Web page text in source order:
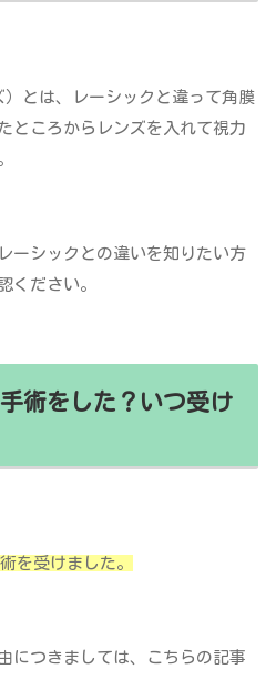
とは、レーシックと違って角膜
ところからレンズを入れて視力
ーシックとの違いを知りたい方
ください。
術をした？いつ受け
を受けました。
につきましては、こちらの記事